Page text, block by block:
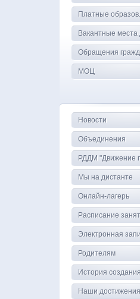
Платные образов.
Вакантные
Обращения
МОЦ
Новости
Объединения
РДДМ "Движение
Мы на дистанте
Онлайн-лагерь
Расписание
Электронная
Родителям
История создания
Наши достижения